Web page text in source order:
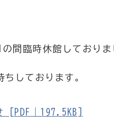
間臨時休館しておりま
しております。
[PDF｜197.5KB]